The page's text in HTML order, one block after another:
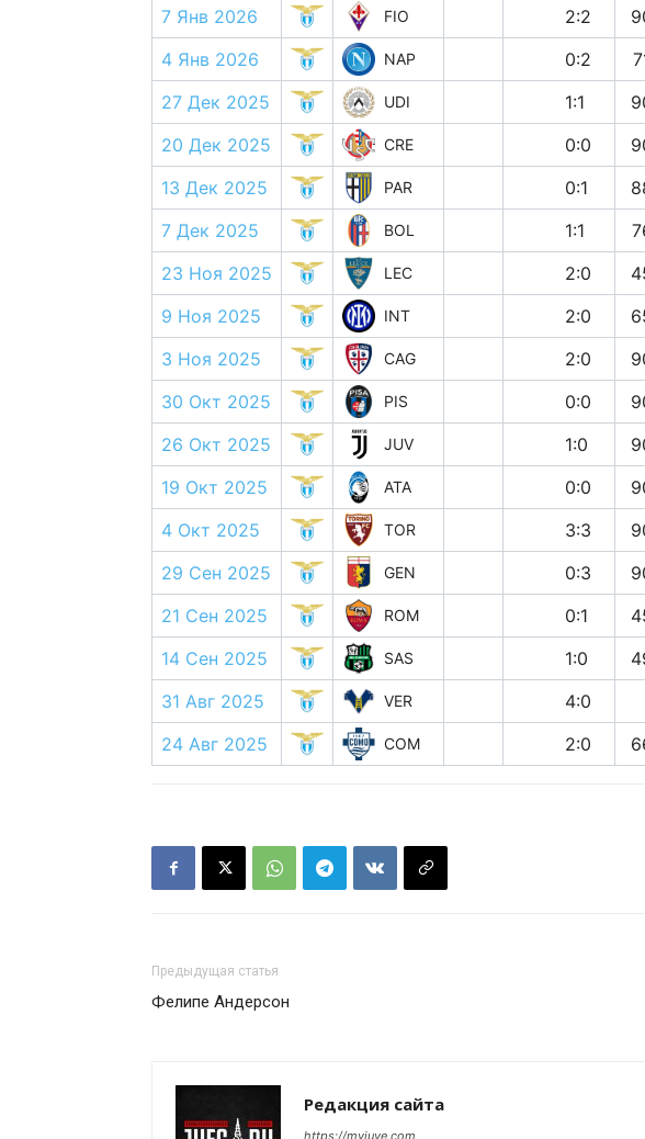
7 Янв 2026 FIO 2:2
4 Янв 2026 NAP 0:2
27 Дек 2025 UDI 1:1
20 Дек 2025 CRE 0:0
13 Дек 2025 PAR 0:1
7 Дек 2025 BOL 1:1
23 Ноя 2025 LEC 2:0
9 Ноя 2025 INT 2:0
3 Ноя 2025 CAG 2:0
30 Окт 2025 PIS 0:0
26 Окт 2025
JUV 1:0
19 Окт 2025
ATA 0:0
4 Окт 2025
TOR 3:3
29 Сен 2025
GEN 0:3
21 Сен 2025
ROM 0:1
14 Сен 2025
SAS 1:0
31 Авг 2025
VER
4:0
24 Авг 2025
COM 2:0
Предыдущая статья
Фелипе Андерсон
Редакция сайта
https://myjuve.com